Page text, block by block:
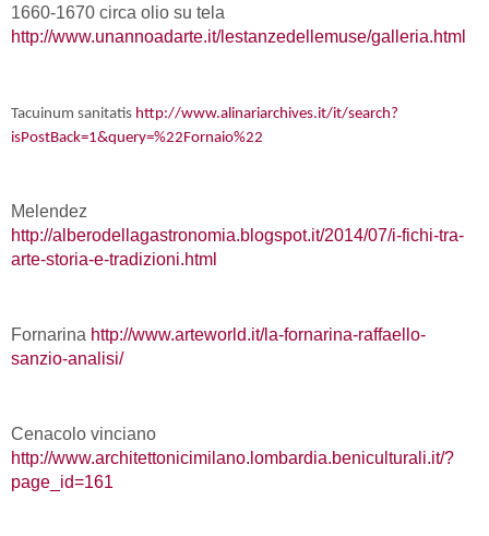
1660-1670 circa olio su tela
http://www.unannoadarte.it/lestanzedellemuse/galleria.html
Tacuinum sanitatis http://www.alinariarchives.it/it/search?
isPostBack=1&query=%22Fornaio%22
Melendez
http://alberodellagastronomia.blogspot.it/2014/07/i-fichi-tra-
arte-storia-e-tradizioni.html
Fornarina http://www.arteworld.it/la-fornarina-raffaello-
sanzio-analisi/
Cenacolo vinciano
http://www.architettonicimilano.lombardia.beniculturali.it/?
page_id=161